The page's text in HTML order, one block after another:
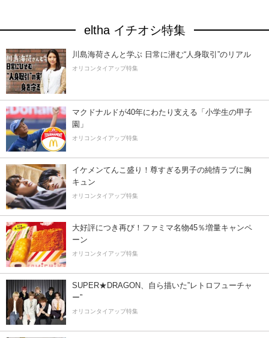
eltha イチオシ特集
川島海荷さんと学ぶ 日常に潜む“人身取引”のリアル
オリコンタイアップ特集
マクドナルドが40年にわたり支える「小学生の甲子
園」
オリコンタイアップ特集
イケメンてんこ盛り！尊すぎる男子の純情ラブに胸
キュン
オリコンタイアップ特集
大好評につき再び！ファミマ名物45％増量キャンペ
ーン
オリコンタイアップ特集
SUPER★DRAGON、自ら描いた”レトロフューチャ
ー”
オリコンタイアップ特集